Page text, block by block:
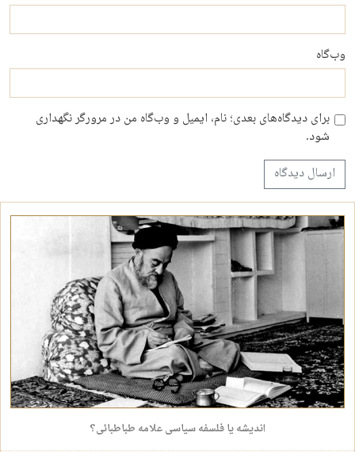
وب‌گاه
برای دیدگاه‌های بعدی؛ نام، ایمیل و وب‌گاه من در مرورگر نگهداری
شود.
اندیشه یا فلسفه سیاسی علامه طباطبائی؟